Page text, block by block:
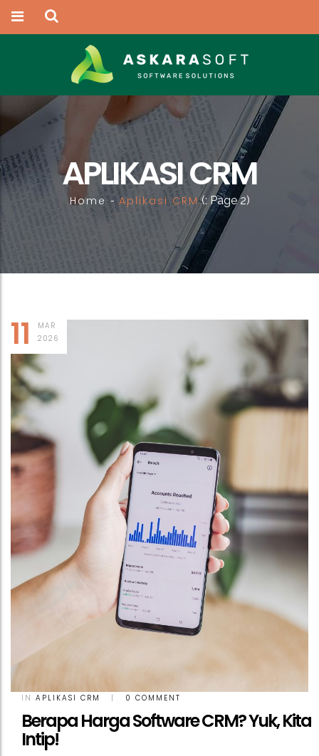
APLIKASI CRM
Home - Aplikasi CRM(: Page 2)
11
MAR
2026
IN APLIKASI CRM | 0 COMMENT
Berapa Harga Software CRM? Yuk, Kita
Intip!